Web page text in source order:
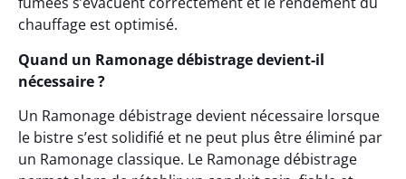
chauffage est optimisé.
Quand un Ramonage débistrage devient-il
nécessaire ?
Un Ramonage débistrage devient nécessaire lorsque
le bistre s’est solidifié et ne peut plus être éliminé par
un Ramonage classique. Le Ramonage débistrage